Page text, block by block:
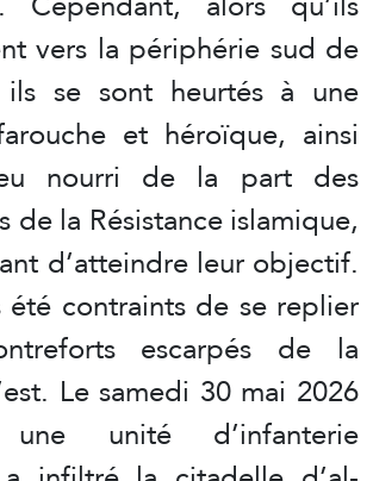
vers la périphérie sud de
se sont heurtés à une
et héroïque, ainsi
nourri de la part des
de la Résistance islamique,
d’atteindre leur objectif.
été contraints de se replier
escarpés de la
Le samedi 30 mai 2026
unité d’infanterie